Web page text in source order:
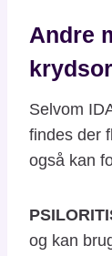
Andre
Selvom
findes der
også kan
og kan